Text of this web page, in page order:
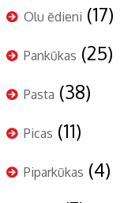
Olu ēdieni (17)
Pankūkas (25)
Pasta (38)
Picas (11)
Piparkūkas (4)